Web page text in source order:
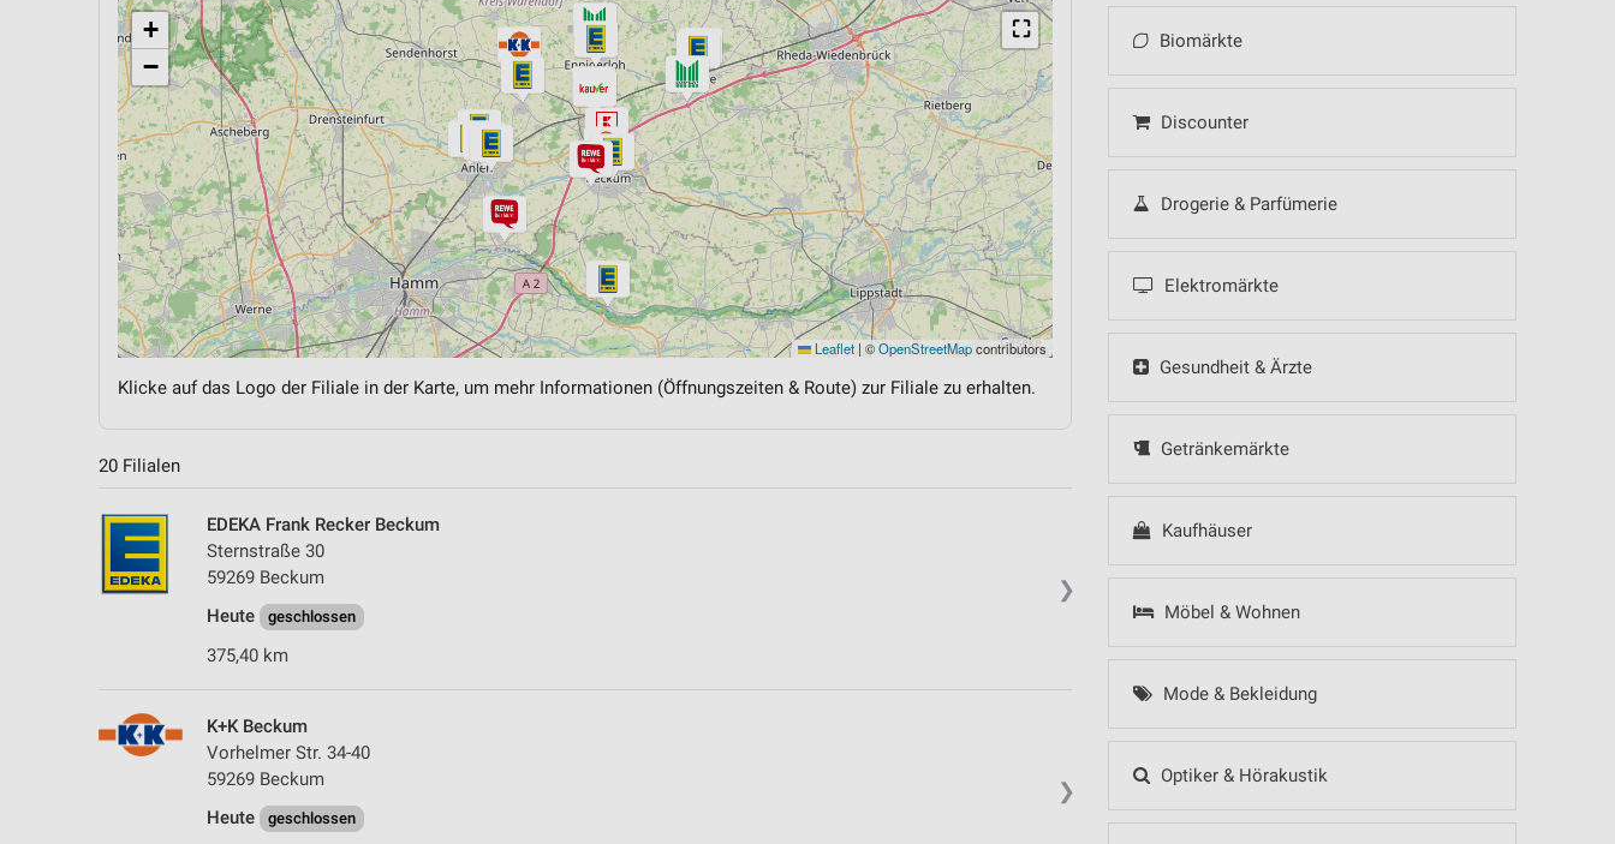
Biomärkte
Discounter
Drogerie & Parfümerie
Elektromärkte
Gesundheit & Ärzte
Getränkemärkte
Kaufhäuser
Möbel & Wohnen
Mode & Bekleidung
Optiker & Hörakustik
⛶
+
−
Leaflet | ©OpenStreetMapcontributors
Klicke auf das Logo der Filiale in der Karte, um mehr Informationen (Öffnungszeiten & Route) zur Filiale zu erhalten.
20 Filialen
❯
EDEKA Frank Recker Beckum
Sternstraße 30
59269 Beckum
Heute
geschlossen
375,40 km
❯
K+K Beckum
Vorhelmer Str. 34-40
59269 Beckum
Heute
geschlossen